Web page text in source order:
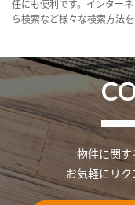
任にも便利です。インター
ら検索など様々な検索方法を
物件に関す
お気軽にリク